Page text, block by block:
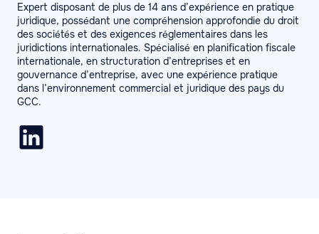
Expert disposant de plus de 14 ans d’expérience en pratique
juridique, possédant une compréhension approfondie du droit
des sociétés et des exigences réglementaires dans les
juridictions internationales. Spécialisé en planification fiscale
internationale, en structuration d’entreprises et en
gouvernance d’entreprise, avec une expérience pratique
dans l’environnement commercial et juridique des pays du
GCC.